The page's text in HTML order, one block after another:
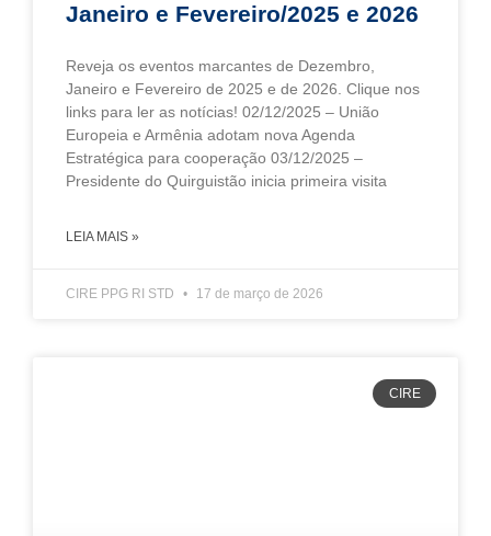
Janeiro e Fevereiro/2025 e 2026
Reveja os eventos marcantes de Dezembro,
Janeiro e Fevereiro de 2025 e de 2026. Clique nos
links para ler as notícias! 02/12/2025 – União
Europeia e Armênia adotam nova Agenda
Estratégica para cooperação 03/12/2025 –
Presidente do Quirguistão inicia primeira visita
LEIA MAIS »
CIRE PPG RI STD 17 de março de 2026
CIRE